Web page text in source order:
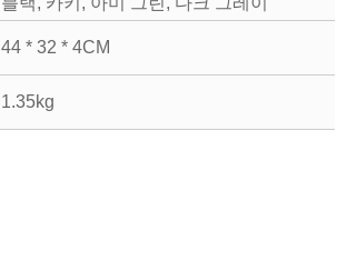
44 * 32 * 4CM
1.35kg